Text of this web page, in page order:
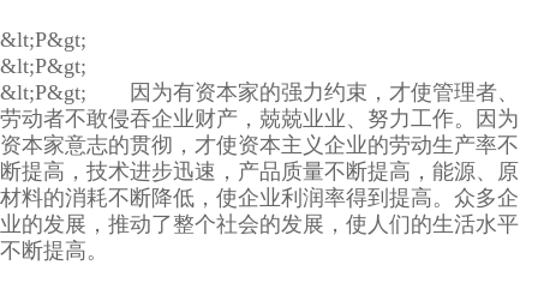
&lt;P&gt;
&lt;P&gt;
&lt;P&gt; 因为有资本家的强力约束，才使管理者、
劳动者不敢侵吞企业财产，兢兢业业、努力工作。因为
资本家意志的贯彻，才使资本主义企业的劳动生产率不
断提高，技术进步迅速，产品质量不断提高，能源、原
材料的消耗不断降低，使企业利润率得到提高。众多企
业的发展，推动了整个社会的发展，使人们的生活水平
不断提高。